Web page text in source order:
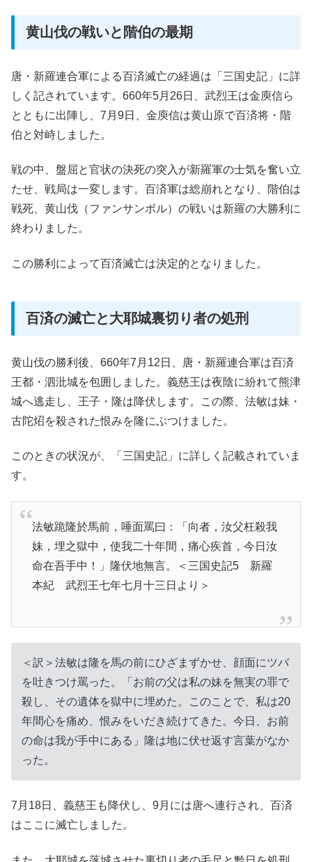
黄山伐の戦いと階伯の最期
唐・新羅連合軍による百済滅亡の経過は「三国史記」に詳
しく記されています。660年5月26日、武烈王は金庾信ら
とともに出陣し、7月9日、金庾信は黄山原で百済将・階
伯と対峙しました。
戦の中、盤屈と官状の決死の突入が新羅軍の士気を奮い立
たせ、戦局は一変します。百済軍は総崩れとなり、階伯は
戦死、黄山伐（ファンサンボル）の戦いは新羅の大勝利に
終わりました。
この勝利によって百済滅亡は決定的となりました。
百済の滅亡と大耶城裏切り者の処刑
黄山伐の勝利後、660年7月12日、唐・新羅連合軍は百済
王都・泗沘城を包囲しました。義慈王は夜陰に紛れて熊津
城へ逃走し、王子・隆は降伏します。この際、法敏は妹・
古陀炤を殺された恨みを隆にぶつけました。
このときの状況が、「三国史記」に詳しく記載されていま
す。
法敏跪隆於馬前，唾面罵曰：「向者，汝父枉殺我
妹，埋之獄中，使我二十年間，痛心疾首，今日汝
命在吾手中！」隆伏地無言。＜三国史記5 新羅
本紀 武烈王七年七月十三日より＞
＜訳＞法敏は隆を馬の前にひざまずかせ、顔面にツバ
を吐きつけ罵った。「お前の父は私の妹を無実の罪で
殺し、その遺体を獄中に埋めた。このことで、私は20
年間心を痛め、恨みをいだき続けてきた。今日、お前
の命は我が手中にある」隆は地に伏せ返す言葉がなか
った。
7月18日、義慈王も降伏し、9月には唐へ連行され、百済
はここに滅亡しました。